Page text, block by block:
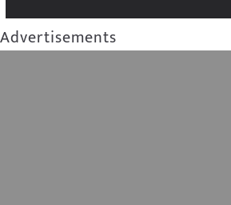
Advertisements